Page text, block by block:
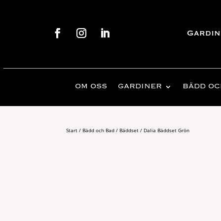
OM OSS GARDINER BÄDD
Start / Bädd och Bad / Bäddset / Dalia Bäddset Grön